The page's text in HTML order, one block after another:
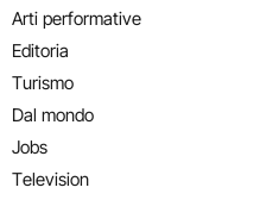
Arti performative
Editoria
Turismo
Dal mondo
Jobs
Television